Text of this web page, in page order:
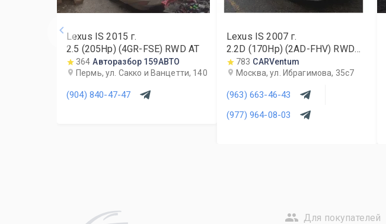
Lexus IS 2015 г.
2.5 (205Hp) (4GR-FSE) RWD AT
364 Авторазбор 159АВТО
Пермь, ул. Сакко и Ванцетти, 140
(904) 840-47-47
Lexus IS 2007г.
2.2D (170Hp) (2AD-FHV) RWD
MT783 CARVentum
Москва, ул. Ибрагимова, 35с7
(963) 663-46-43
(977) 964-08-03
Для покупателей